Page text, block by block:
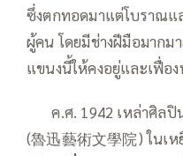
ซึ่งตกทอดมาแต่โบราณแ
ผู้คน โดยมีช่างฝีมือมาก
แขนงนี้ให้คงอยู่และเฟื่อ
——ค.ศ. 1942 เหล่าศิลปิ
(魯迅藝術文學院) ในเ